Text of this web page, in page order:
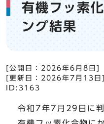
有機フッ素
ング結果
[公開日： 2026年6月8日
[更新日： 2026年7月13日
ID:3163
令和7年7月29日に